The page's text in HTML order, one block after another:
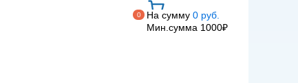
0 На сумму 0 руб.
Мин.сумма 1000₽